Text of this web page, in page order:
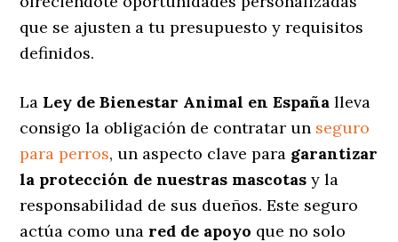
que se ajusten a tu presupuesto y requisitos
definidos.
La Ley de Bienestar Animal en España lleva
consigo la obligación de contratar un seguro
para perros, un aspecto clave para garantizar
la protección de nuestras mascotas y la
responsabilidad de sus dueños. Este seguro
actúa como una red de apoyo que no solo